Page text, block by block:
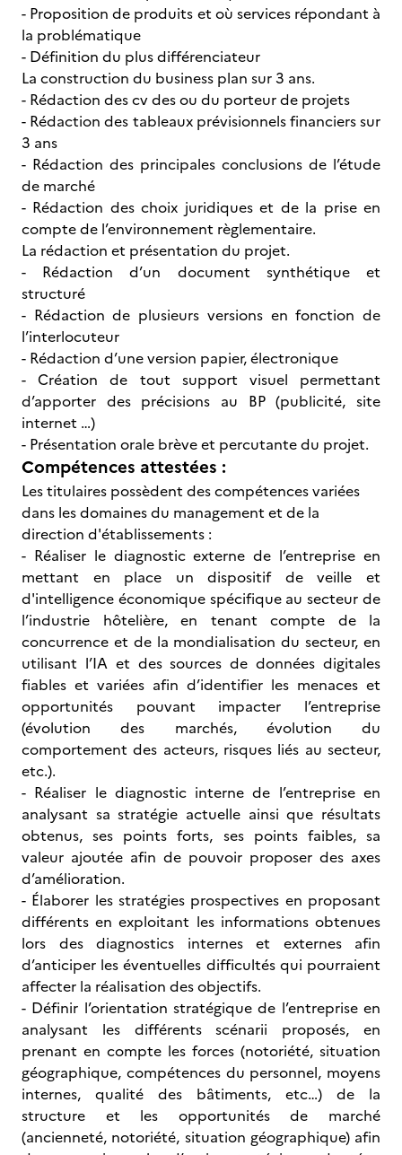
- Proposition de produits et où services répondant à
la problématique
- Définition du plus différenciateur
La construction du business plan sur 3 ans.
- Rédaction des cv des ou du porteur de projets
- Rédaction des tableaux prévisionnels financiers sur
3 ans
- Rédaction des principales conclusions de l’étude
de marché
- Rédaction des choix juridiques et de la prise en
compte de l’environnement règlementaire.
La rédaction et présentation du projet.
- Rédaction d’un document synthétique et
structuré
- Rédaction de plusieurs versions en fonction de
l’interlocuteur
- Rédaction d’une version papier, électronique
- Création de tout support visuel permettant
d’apporter des précisions au BP (publicité, site
internet …)
- Présentation orale brève et percutante du projet.
Compétences attestées :
Les titulaires possèdent des compétences variées
dans les domaines du management et de la
direction d'établissements :
- Réaliser le diagnostic externe de l’entreprise en
mettant en place un dispositif de veille et
d'intelligence économique spécifique au secteur de
l’industrie hôtelière, en tenant compte de la
concurrence et de la mondialisation du secteur, en
utilisant l’IA et des sources de données digitales
fiables et variées afin d’identifier les menaces et
opportunités pouvant impacter l’entreprise
(évolution des marchés, évolution du
comportement des acteurs, risques liés au secteur,
etc.).
- Réaliser le diagnostic interne de l’entreprise en
analysant sa stratégie actuelle ainsi que résultats
obtenus, ses points forts, ses points faibles, sa
valeur ajoutée afin de pouvoir proposer des axes
d’amélioration.
- Élaborer les stratégies prospectives en proposant
différents en exploitant les informations obtenues
lors des diagnostics internes et externes afin
d’anticiper les éventuelles difficultés qui pourraient
affecter la réalisation des objectifs.
- Définir l’orientation stratégique de l’entreprise en
analysant les différents scénarii proposés, en
prenant en compte les forces (notoriété, situation
géographique, compétences du personnel, moyens
internes, qualité des bâtiments, etc…) de la
structure et les opportunités de marché
(ancienneté, notoriété, situation géographique) afin